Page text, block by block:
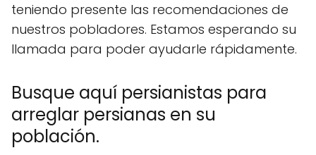
teniendo presente las recomendaciones de
nuestros pobladores. Estamos esperando su
llamada para poder ayudarle rápidamente.
Busque aquí persianistas para
arreglar persianas en su
población.